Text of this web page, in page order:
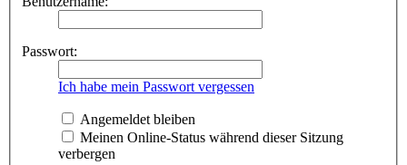
Passwort:
Ich habe mein Passwort vergessen
Angemeldet bleiben
Meinen Online-Status während dieser Sitzung
verbergen